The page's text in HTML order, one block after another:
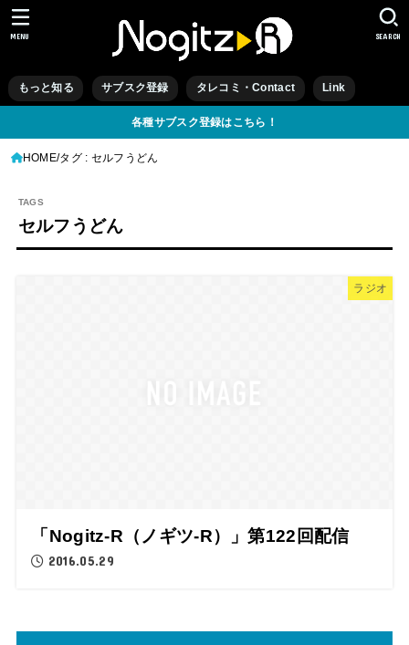
もっと知る サブスク登録 タレコミ・Contact Link
SEARCH
MENU
各種サブスク登録はこちら！
HOME タグ : セルフうどん
セルフうどん
ラジオ
「Nogitz-R（ノギツ-R）」第122回配信
2016.05.29